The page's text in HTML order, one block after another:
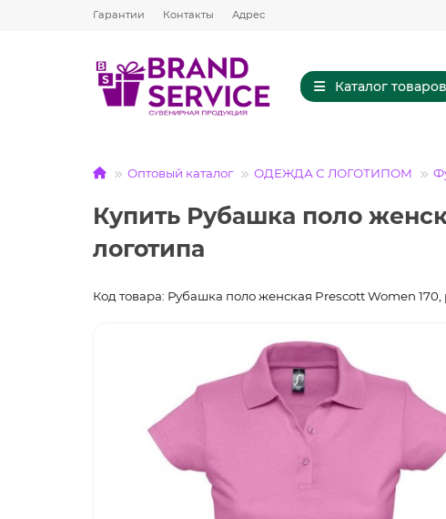
Гарантии Контакты Адрес
Каталог товаров
Оптовый каталог ОДЕЖДА С ЛОГОТИПОМ
Купить Рубашка поло
логотипа
Код товара: Рубашка поло женская Prescott Women 170,